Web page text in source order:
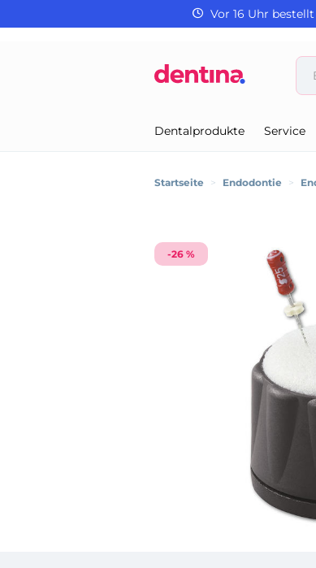
Vor 16 Uhr
Dentalprodukte Service
Startseite > Endodontie >
-26 %